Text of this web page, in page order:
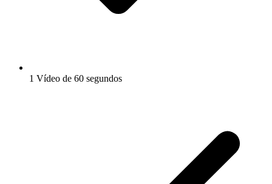
1 Vídeo de 60 segundos